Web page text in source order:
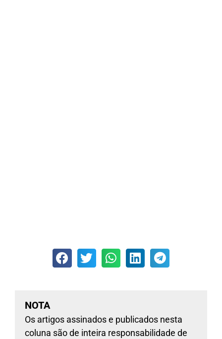
NOTA
Os artigos assinados e publicados nesta
coluna são de inteira responsabilidade de